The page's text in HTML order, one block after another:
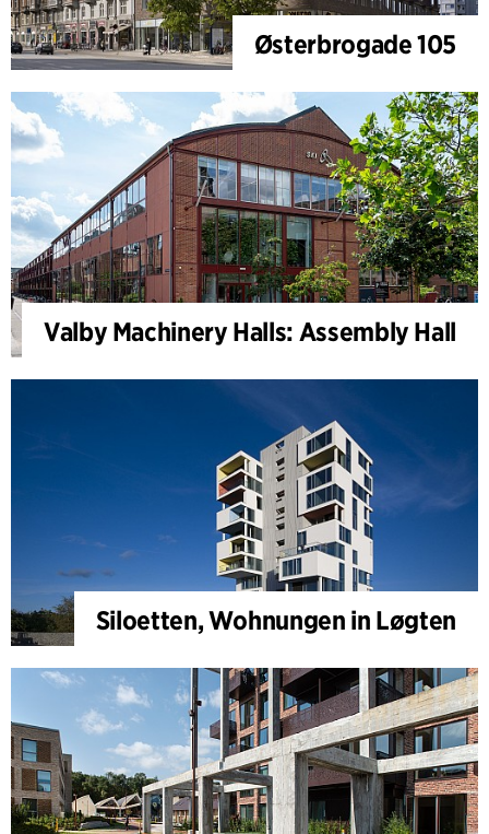
Østerbrogade 105
Valby Machinery Halls: Assembly Hall
Siloetten, Wohnungen in Løgten